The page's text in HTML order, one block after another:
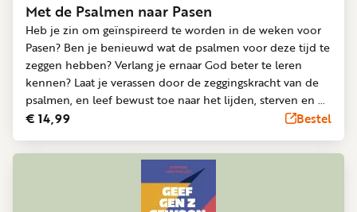
Met de Psalmen naar Pasen
Heb je zin om geïnspireerd te worden in de weken voor
Pasen? Ben je benieuwd wat de psalmen voor deze tijd te
zeggen hebben? Verlang je ernaar God beter te leren
kennen? Laat je verassen door de zeggingskracht van de
psalmen, en leef bewust toe naar het lijden, sterven en de
opstanding van Jezus! * elke dag van de veertigdagentijd
om alleen of samen te lezen, bijvoorbeeld na de maaltijd
€ 14,99 Bestel